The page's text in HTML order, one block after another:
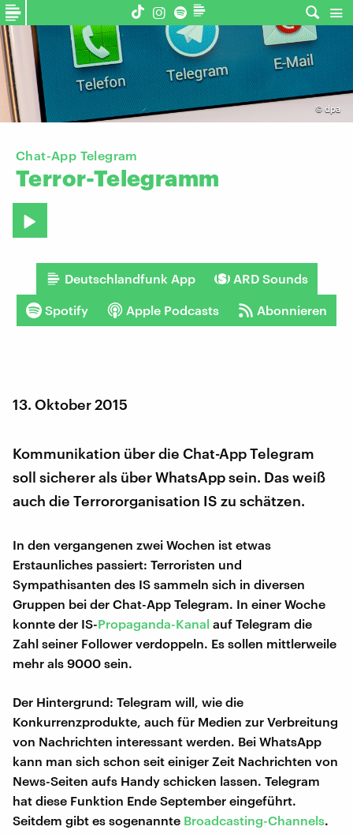
© dpa
Chat-App Telegram
Terror-Telegramm
Deutschlandfunk App ARD Sounds
Spotify Apple Podcasts Abonnieren
13. Oktober 2015
Kommunikation über die Chat-App Telegram
soll sicherer als über WhatsApp sein. Das weiß
auch die Terrororganisation IS zu schätzen.
In den vergangenen zwei Wochen ist etwas
Erstaunliches passiert: Terroristen und
Sympathisanten des IS sammeln sich in diversen
Gruppen bei der Chat-App Telegram. In einer Woche
konnte der IS-Propaganda-Kanal auf Telegram die
Zahl seiner Follower verdoppeln. Es sollen mittlerweile
mehr als 9000 sein.
Der Hintergrund: Telegram will, wie die
Konkurrenzprodukte, auch für Medien zur Verbreitung
von Nachrichten interessant werden. Bei WhatsApp
kann man sich schon seit einiger Zeit Nachrichten von
News-Seiten aufs Handy schicken lassen. Telegram
hat diese Funktion Ende September eingeführt.
Seitdem gibt es sogenannte Broadcasting-Channels.